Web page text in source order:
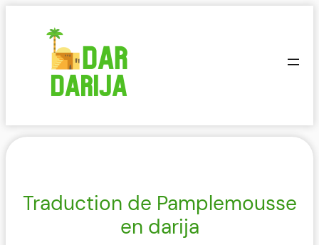
Traduction de Pamplemousse
en darija